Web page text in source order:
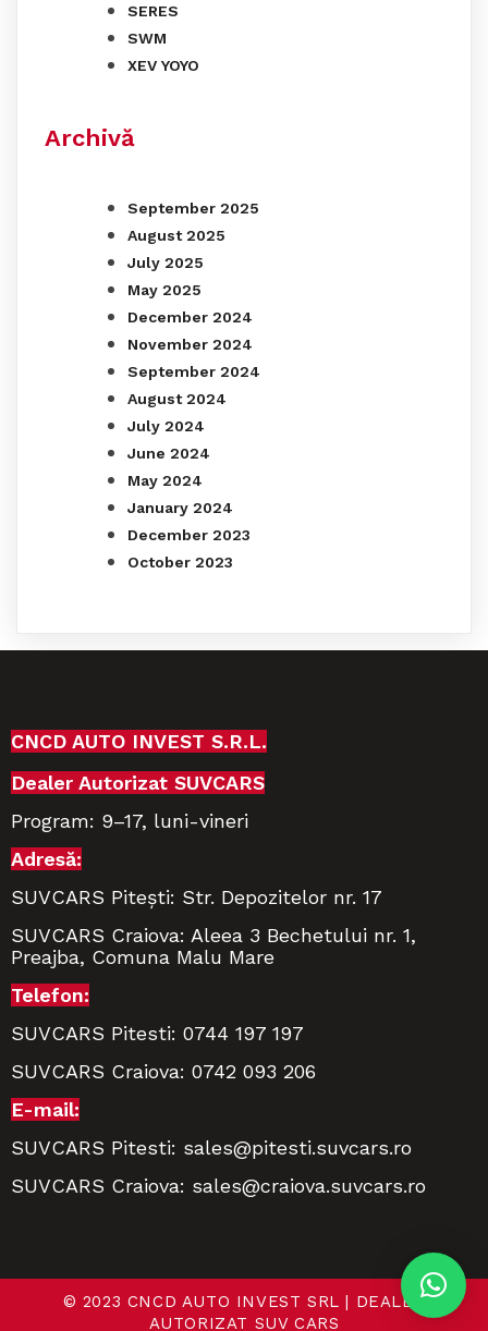
SERES
SWM
XEV YOYO
Archivă
September 2025
August 2025
July 2025
May 2025
December 2024
November 2024
September 2024
August 2024
July 2024
June 2024
May 2024
January 2024
December 2023
October 2023
CNCD AUTO INVEST S.R.L.
Dealer Autorizat SUVCARS
Program: 9–17, luni-vineri
Adresă:
SUVCARS Pitești: Str. Depozitelor nr. 17
SUVCARS Craiova: Aleea 3 Bechetului nr. 1,
Preajba, Comuna Malu Mare
Telefon:
SUVCARS Pitesti: 0744 197 197
SUVCARS Craiova: 0742 093 206
E-mail:
SUVCARS Pitesti: sales@pitesti.suvcars.ro
SUVCARS Craiova: sales@craiova.suvcars.ro
© 2023 CNCD AUTO INVEST SRL | DEALER
AUTORIZAT SUV CARS